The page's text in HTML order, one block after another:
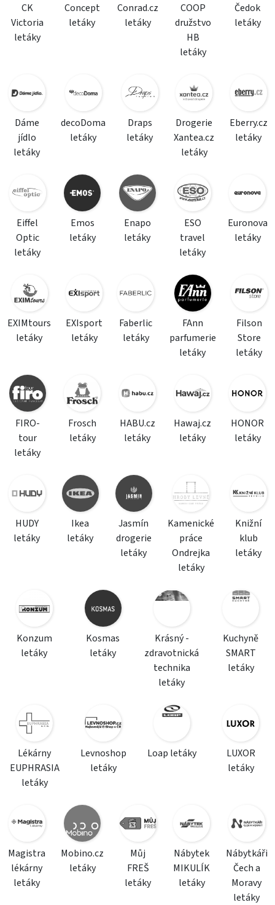
CK
Victoria
letáky
Concept
letáky
Conrad.cz
letáky
COOP
družstvo
HB
letáky
Čedok
letáky
Dáme
jídlo
letáky
decoDoma
letáky
Draps
letáky
Drogerie
Xantea.cz
letáky
Eberry.cz
letáky
Eiffel
Optic
letáky
Emos
letáky
Enapo
letáky
ESO
travel
letáky
Euronova
letáky
EXIMtours
letáky
EXIsport
letáky
Faberlic
letáky
FAnn
parfumerie
letáky
Filson
Store
letáky
FIRO-
tour
letáky
Frosch
letáky
HABU.cz
letáky
Hawaj.cz
letáky
HONOR
letáky
HUDY
letáky
Ikea
letáky
Jasmín
drogerie
letáky
Kamenické
práce
Ondrejka
letáky
Knižní
klub
letáky
Konzum
letáky
Kosmas
letáky
Krásný -
zdravotnická
technika
letáky
Kuchyně
SMART
letáky
Lékárny
EUPHRASIA
letáky
Levnoshop
letáky
Loap letáky
LUXOR
letáky
Magistra
lékárny
letáky
Mobino.cz
letáky
Můj
FREŠ
letáky
Nábytek
MIKULÍK
letáky
Nábytkáři
Čech a
Moravy
letáky